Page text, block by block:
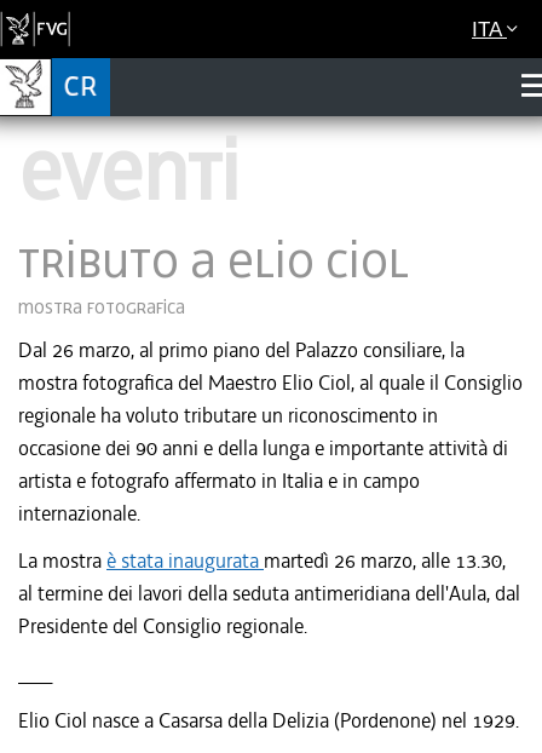
ITA
eventi
Tributo a Elio Ciol
Mostra fotografica
Dal 26 marzo, al primo piano del Palazzo consiliare, la
mostra fotografica del Maestro Elio Ciol, al quale il Consiglio
regionale ha voluto tributare un riconoscimento in
occasione dei 90 anni e della lunga e importante attività di
artista e fotografo affermato in Italia e in campo
internazionale.
La mostraè stata inaugurata martedì 26 marzo, alle 13.30,
al termine dei lavori della seduta antimeridiana dell'Aula, dal
Presidente del Consiglio regionale.
Elio Ciol nasce a Casarsa della Delizia (Pordenone) nel 1929.